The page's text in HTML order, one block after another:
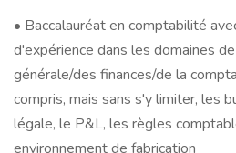
• Baccalauréat en comptabilité
d'expérience dans les domaines
générale/des finances/de la
compris, mais sans s'y limiter, les
légale, le P&L, les règles
environnement de fabrication